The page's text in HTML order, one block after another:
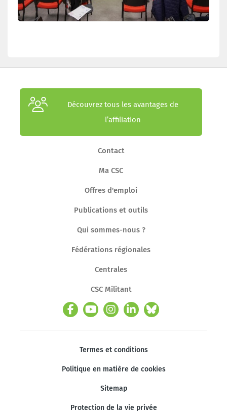
Découvrez tous les avantages de
l’affiliation
Contact
Ma CSC
Offres d'emploi
Publications et outils
Qui sommes-nous ?
Fédérations régionales
Centrales
CSC Militant
Termes et conditions
Politique en matière de cookies
Sitemap
Protection de la vie privée